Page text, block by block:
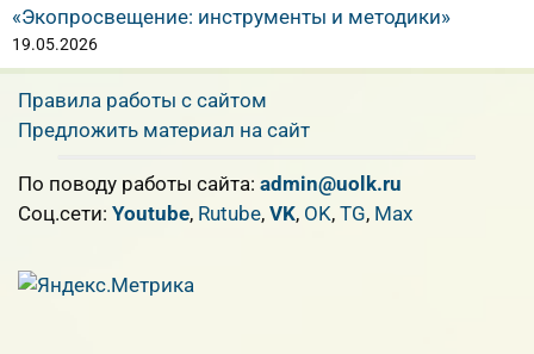
«Экопросвещение: инструменты и методики»
19.05.2026
Правила работы с сайтом
Предложить материал на сайт
По поводу работы сайта: admin@uolk.ru
Cоц.сети: Youtube, Rutube, VK, OK, TG, Max